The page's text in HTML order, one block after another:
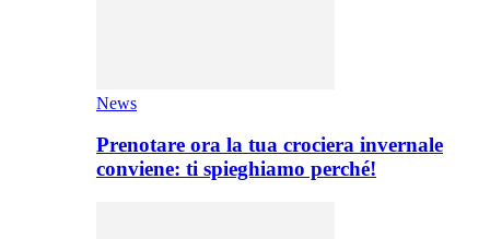
News
Prenotare ora la tua crociera invernale
conviene: ti spieghiamo perché!